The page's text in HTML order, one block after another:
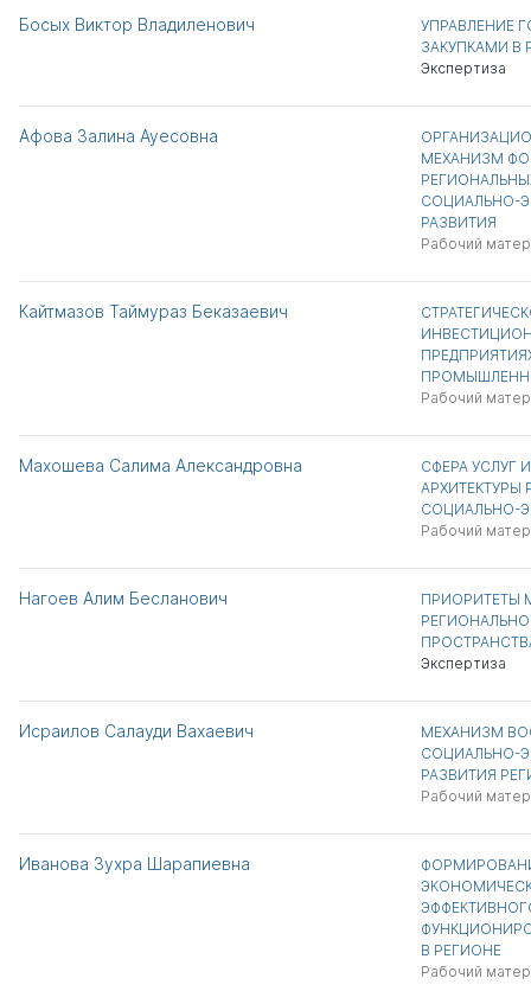
Босых Виктор Владиленович
УПРАВЛЕНИЕ
ЗАКУПКАМИ В
Экспертиза
Афова Залина Ауесовна
МЕХАНИЗМ
СОЦИАЛЬНО-
РАЗВИТИЯ
Рабочий
Кайтмазов Таймураз Беказаевич
Рабочий
Махошева Салима Александровна
СФЕРА УСЛУГ
АРХИТЕКТУРЫ
СОЦИАЛЬНО-
Рабочий
Нагоев Алим Бесланович
ПРИОРИТЕТЫ
Экспертиза
Исраилов Салауди Вахаевич
МЕХАНИЗМ
СОЦИАЛЬНО-
РАЗВИТИЯ
Рабочий
Иванова Зухра Шарапиевна
В РЕГИОНЕ
Рабочий